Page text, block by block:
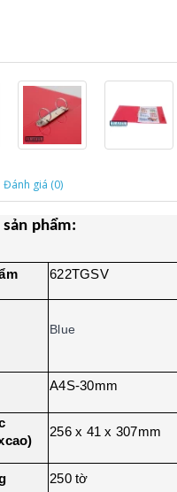
Đánh giá (0)
phẩm:
622TGSV
Blue
A4S-30mm
256 x 41 x 307mm
250 tờ